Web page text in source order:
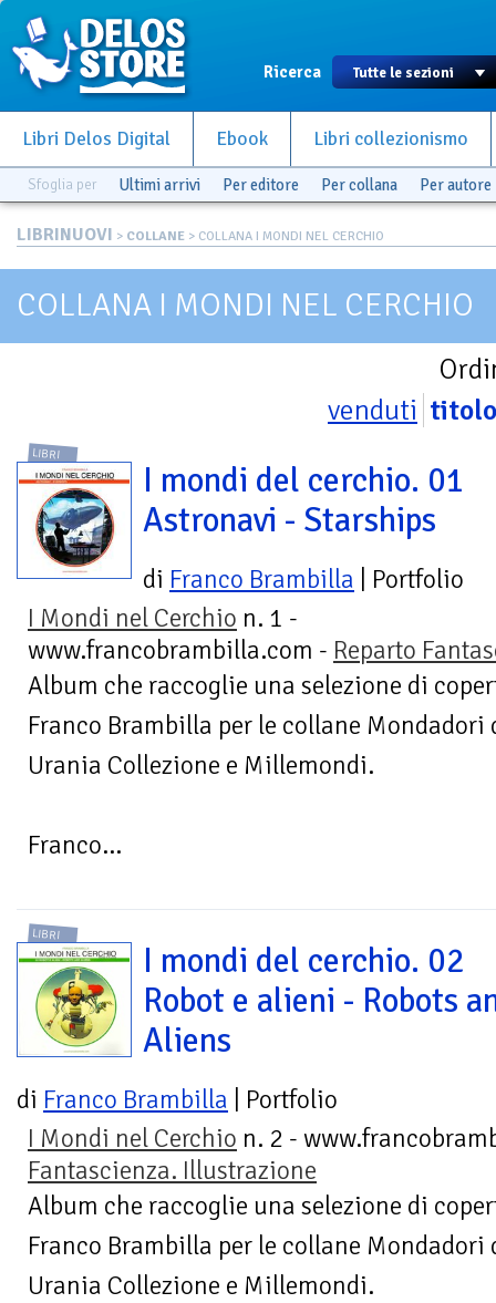
Ricerca
Libri Delos Digital Ebook Libri collezionismo
Sfoglia per Ultimi arrivi Per editore Per collana Per autore
LIBRINUOVI > COLLANE > COLLANA I MONDI NEL CERCHIO
COLLANA I MONDI NEL CERCHIO
venduti titolo
LIBRI
I mondi del cerchio. 01
Astronavi - Starships
di Franco Brambilla | Portfolio
I Mondi nel Cerchio n. 1 -
www.francobrambilla.com - Reparto
Album che raccoglie una selezione di
Franco Brambilla per le collane
Urania Collezione e Millemondi.
Franco...
LIBRI
I mondi del cerchio. 02
Robot e alieni - Robots
Aliens
di Franco Brambilla | Portfolio
I Mondi nel Cerchio n. 2 -
Fantascienza. Illustrazione
Album che raccoglie una selezione di
Franco Brambilla per le collane
Urania Collezione e Millemondi.